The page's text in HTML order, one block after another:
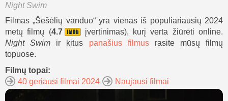
Night Swim
Filmas „Šešėlių vanduo“ yra vienas iš populiariausių 2024
metų filmų (4.7
įvertinimas), kurį verta žiūrėti online.
Night Swim ir kitus panašius filmusrasite mūsų filmų
topuose.
Filmų topai:
40 geriausi filmai 2024
Naujausi filmai